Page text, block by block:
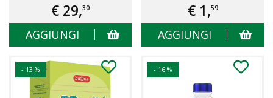
€ 29,30
AGGIUNGI
€ 1,59
AGGIUNGI
- 13 % - 16 %